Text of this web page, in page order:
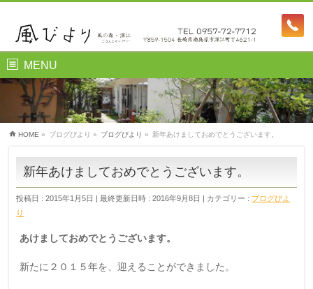
MENU
ブログびより
HOME » ブログびより » ブログびより » 新年あけましておめでとうございます。
新年あけましておめでとうございます。
投稿日 : 2015年1月5日 最終更新日時 : 2016年9月8日 カテゴリー : ブログびよ
り
あけましておめでとうございます。
新たに２０１５年を、迎えることができました。